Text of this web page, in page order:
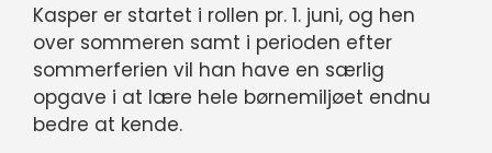
Kasper er startet i rollen pr. 1. juni, og hen
over sommeren samt i perioden efter
sommerferien vil han have en særlig
opgave i at lære hele børnemiljøet endnu
bedre at kende.